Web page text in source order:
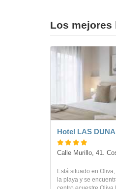
Los mejores
Hotel LAS
Calle Murillo, 41.
Está situado en
la playa y se